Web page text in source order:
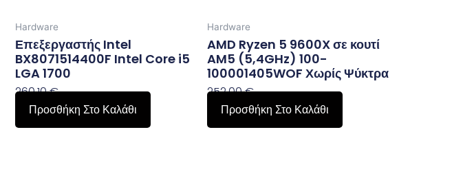
Hardware
Επεξεργαστής Intel
BX8071514400F Intel Core i5
LGA 1700
260,10€
Προσθήκη Στο Καλάθι
Hardware
AMD Ryzen 5 9600X σε κουτί
AM5 (5,4GHz) 100-
100001405WOF Χωρίς Ψύκτρα
252,00€
Προσθήκη Στο Καλάθι